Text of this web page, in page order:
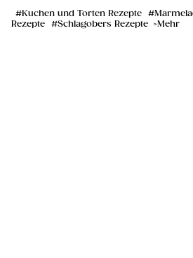
Kuchen und Torten Rezepte
Rezepte
Schlagobers Rezepte Mehr